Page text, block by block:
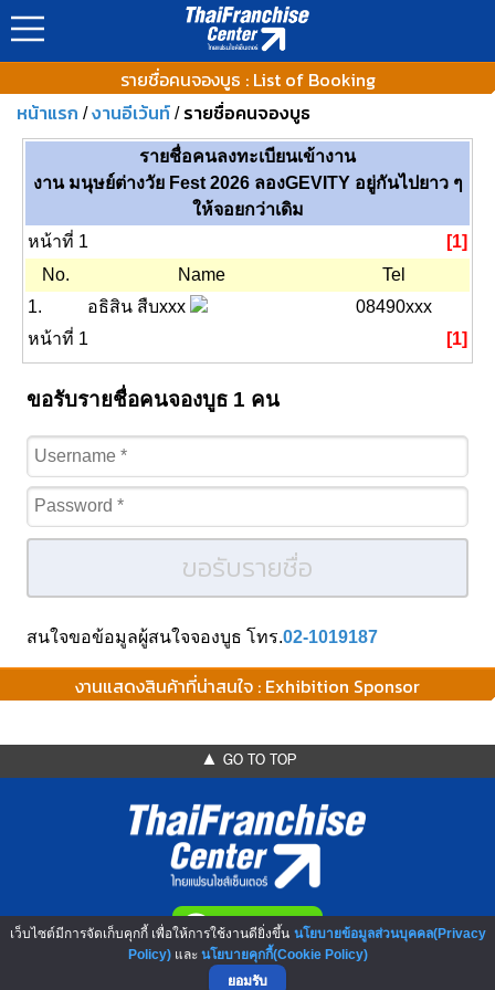
รายชื่อคนจองบูธ : List of Booking
หน้าแรก /งานอีเว้นท์ / รายชื่อคนจองบูธ
รายชื่อคนลงทะเบียนเข้างาน
งาน มนุษย์ต่างวัย Fest 2026 ลองGEVITY อยู่กันไปยาว ๆ
ให้จอยกว่าเดิม
หน้าที่ 1
[1]
No.
Name
Tel
1.
อธิสิน สืบxxx
08490xxx
หน้าที่ 1
[1]
ขอรับรายชื่อคนจองบูธ 1 คน
ขอรับรายชื่อ
สนใจขอข้อมูลผู้สนใจจองบูธ โทร.02-1019187
งานแสดงสินค้าที่น่าสนใจ : Exhibition Sponsor
▲ GO TO TOP
NO.1 Franchise Solution
เว็บไซต์มีการจัดเก็บคุกกี้ เพื่อให้การใช้งานดียิ่งขึ้น นโยบายข้อมูลส่วนบุคคล(Privacy
Policy)และ นโยบายคุกกี้(Cookie Policy)
ยอมรับ